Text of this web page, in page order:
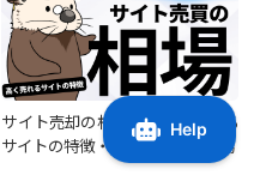
サイト売却の相場は？高く売れる
サイトの特徴・種類別の売買相場